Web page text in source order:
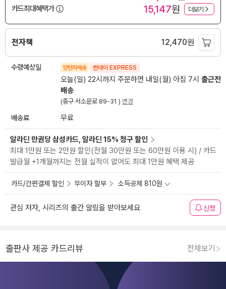
카드최대혜택가
15,147원 더보기
전자책 12,470원
수령예상일 양탄자배송 썬데이 EXPRESS
오늘(일) 22시까지 주문하면 내일(월) 아침 7시 출근전
배송
(중구 서소문로 89-31 ) 변경
배송료 무료
알라딘 만권당 삼성카드, 알라딘 15% 청구 할인
최대 1만원 또는 2만원 할인(전월 30만원 또는 60만원 이용 시) / 카드
발급월 +1개월까지는 전월 실적이 없어도 최대 1만원 혜택 제공
카드/간편결제 할인 무이자 할부 소득공제 810원
관심 저자, 시리즈의 출간 알림을 받아보세요 신청
출판사 제공 카드리뷰 전체보기